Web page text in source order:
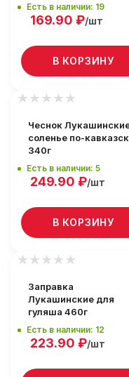
Есть в наличии: 19
169.90 ₽/шт
В КОРЗИНУ
Чеснок
соленье по-
340г
Есть в наличии: 5
249.90 ₽/шт
В КОРЗИНУ
Заправка
Лукашинские для
гуляша 460г
Есть в наличии: 12
223.90 ₽/шт